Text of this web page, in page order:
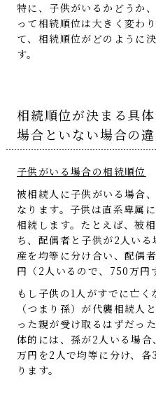
特に、子供がいるかどうか
って相続順位は大きく変わ
て、相続順位がどのように
す。
相続順位が決まる具
場合といない場合の
子供がいる場合の相続順位
被相続人に子供がいる場合
なります。子供は直系卑属
相続します。たとえば、被
ち、配偶者と子供が2人い
産を均等に分け合い、配偶
円（2人いるので、750万円
もし子供の1人がすでに亡
（つまり孫）が代襲相続人
った親が受け取るはずだっ
体的には、孫が2人いる場
万円を2人で均等に分け、
ります。